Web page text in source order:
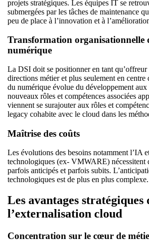
projets stratégiques. Les équipes IT se
submergées par les tâches de maintenance
peu de place à l’innovation et à
Transformation organisationnelle
numérique
La DSI doit se positionner en tant qu’offreur
directions métier et plus seulement en centre
du numérique évolue du développement
nouveaux rôles et compétences associées
viennent se surajouter aux rôles et
legacy cohabite avec le cloud dans les
Maîtrise des coûts
Les évolutions des besoins notamment l’IA
technologiques (ex- VMWARE) nécessitent
parfois anticipés et parfois subits.
technologiques est de plus en plus complexe.
Les avantages stratégiques
l’externalisation cloud
Concentration sur le cœur de